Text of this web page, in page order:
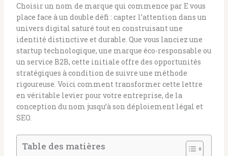
Choisir un nom de marque qui commence par E vous
place face à un double défi : capter l’attention dans un
univers digital saturé tout en construisant une
identité distinctive et durable. Que vous lanciez une
startup technologique, une marque éco-responsable ou
un service B2B, cette initiale offre des opportunités
stratégiques à condition de suivre une méthode
rigoureuse. Voici comment transformer cette lettre
en véritable levier pour votre entreprise, de la
conception du nom jusqu’à son déploiement légal et
SEO.
Table des matières